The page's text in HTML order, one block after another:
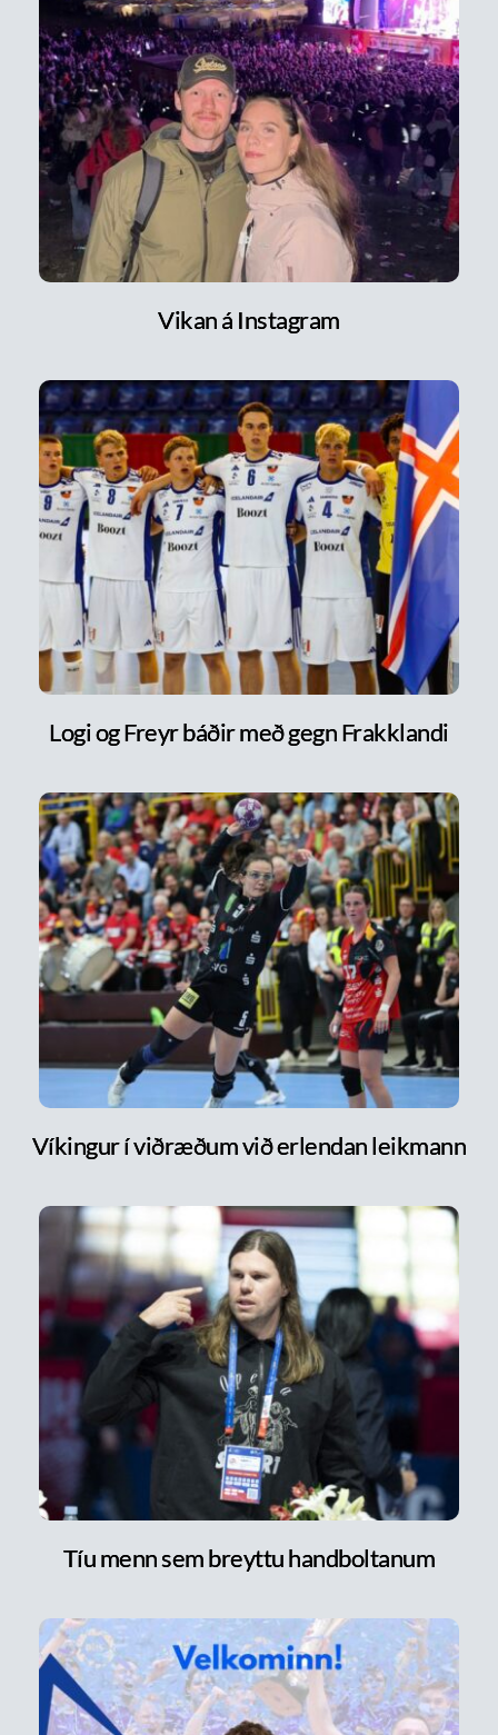
Vikan á Instagram
Logi og Freyr báðir með gegn Frakklandi
Víkingur í viðræðum við erlendan leikmann
Tíu menn sem breyttu handboltanum